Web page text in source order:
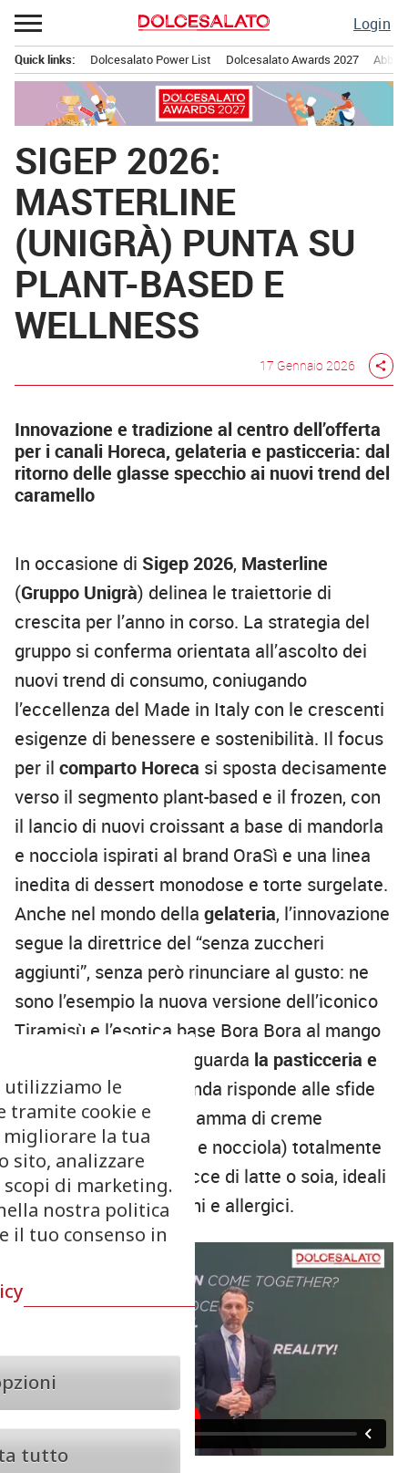
Passa
al
contenuto
Login
principale
Quick links: Dolcesalato Power List Dolcesalato Awards 2027
SIGEP 2026:
MASTERLINE
(UNIGRÀ) PUNTA SU
PLANT-BASED E
WELLNESS
17 Gennaio 2026 share
Innovazione e tradizione al centro dell’offerta
per i canali Horeca, gelateria e pasticceria: dal
ritorno delle glasse specchio ai nuovi trend del
caramello
In occasione di Sigep 2026, Masterline
(Gruppo Unigrà) delinea le traiettorie di
crescita per l’anno in corso. La strategia del
gruppo si conferma orientata all’ascolto dei
nuovi trend di consumo, coniugando
l’eccellenza del Made in Italy con le crescenti
esigenze di benessere e sostenibilità. Il focus
per il comparto Horeca si sposta decisamente
verso il segmento plant-based e il frozen, con
il lancio di nuovi croissant a base di mandorla
e nocciola ispirati al brand OraSì e una linea
inedita di dessert monodose e torte surgelate.
Anche nel mondo della gelateria, l’innovazione
segue la direttrice del “senza zuccheri
aggiunti”, senza però rinunciare al gusto: ne
sono l’esempio la nuova versione dell’iconico
Tiramisù e l’esotica base Bora Bora al mango
e cocco. Per quanto riguarda la pasticceria e
la panificazione
, l’azienda risponde alle sfide
del mercato con una gamma di creme
spalmabili (pistacchio e nocciola) totalmente
prive di allergeni e tracce di latte o soia, ideali
per consumatori vegani e allergici.
le
tramite cookie e
la tua
sito, analizzare
di marketing.
nostra politica
il tuo consenso in
tutto